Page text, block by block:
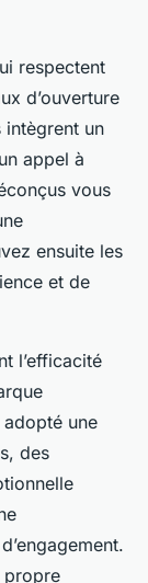
respectent
d’ouverture
intègrent un
appel à
vous
ensuite les
et de
l’efficacité
adopté une
des
propre